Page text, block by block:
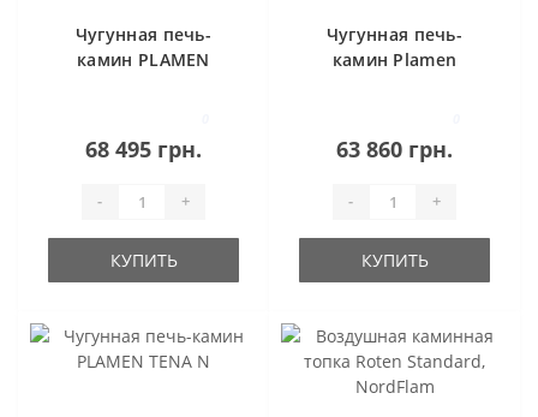
Чугунная печь-
камин PLAMEN
68 495 грн.
- +
КУПИТЬ
Чугунная печь-
камин Plamen
63 860 грн.
- +
КУПИТЬ